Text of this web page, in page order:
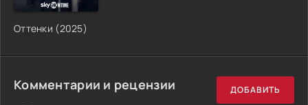
Оттенки (2025)
Комментарии и рецензии ДОБАВИТЬ